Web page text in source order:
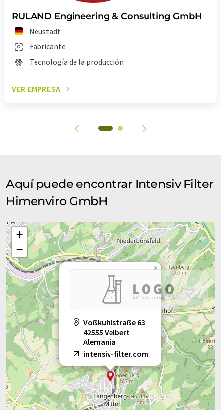
RULAND Engineering & Consulting GmbH
Neustadt
Fabricante
Tecnología de la producción
VER EMPRESA
Aquí puede encontrar Intensiv Filter
Himenviro GmbH
Voßkuhlstraße 63
42555 Velbert
Alemania
intensiv-filter.com
×
+
−